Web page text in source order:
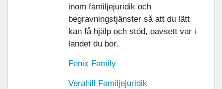
inom familjejuridik och
begravningstjänster så att du lätt
kan få hjälp och stöd, oavsett var i
landet du bor.
Fenix Family
Verahill Familjejuridik